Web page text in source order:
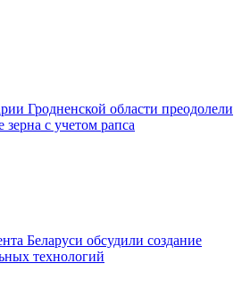
Гродненской области преодолели
с учетом рапса
Беларуси обсудили создание
технологий